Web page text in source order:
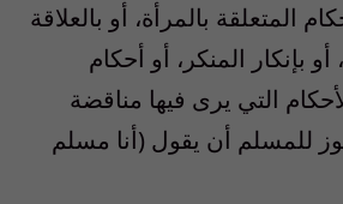
المتعلقة بالمرأة، أو بالعلاقة
بإنكار المنكر، أو أحكام
التي يرى فيها مناقضة
للمسلم أن يقول (أنا مسلم